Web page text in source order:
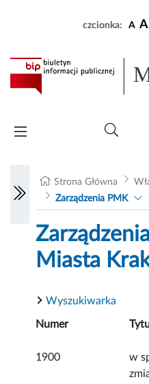
czcionka: A A
Strona Główna
Zarządzenia PMK
Miasta
Wyszukiwarka
Numer
1900
w